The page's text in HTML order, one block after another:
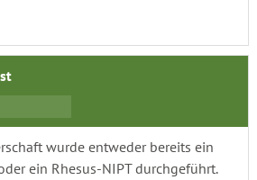
wurde entweder bereits ein
ein Rhesus-NIPT durchgeführt.